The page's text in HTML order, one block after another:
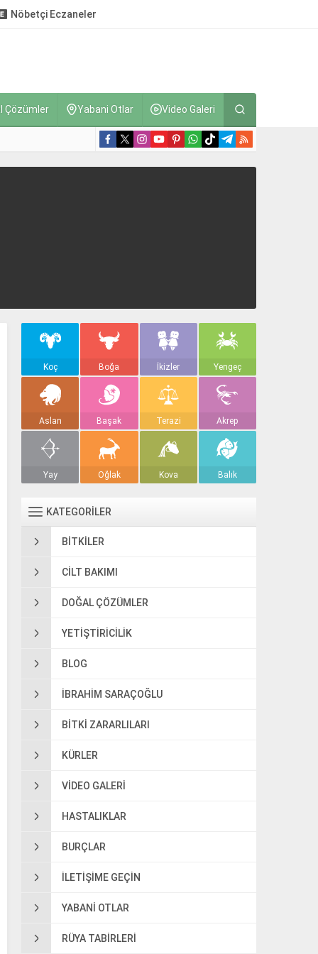
Nöbetçi Eczaneler
Çözümler Yabani Otlar Video Galeri
Koç Boğa İkizler Yengeç
Aslan Başak Terazi Akrep
Yay Oğlak Kova Balık
KATEGORİLER
BITKILER
CILT BAKIMI
DOĞAL ÇÖZÜMLER
YETIŞTIRICILIK
BLOG
IBRAHIM SARAÇOĞLU
BITKI ZARARLILARI
KÜRLER
VIDEO GALERI
HASTALIKLAR
BURÇLAR
ILETIŞIME GEÇIN
YABANI OTLAR
RÜYA TABIRLERI